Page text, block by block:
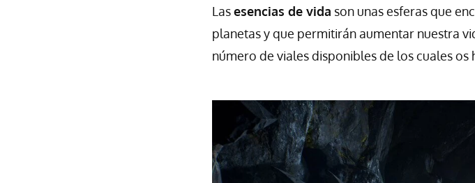
Lasesencias de vida son unas esferas que
planetas y que permitirán aumentar nuestra
número de viales disponibles de los cuales